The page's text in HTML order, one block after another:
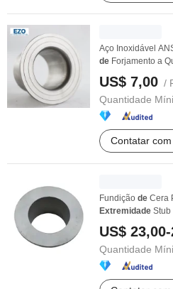
Aço Inoxidável
de Forjamento a
US$ 7,00 /
Quantidade
Contatar
Fundição de Cera
Extremidade Stub
US$
Quantidade